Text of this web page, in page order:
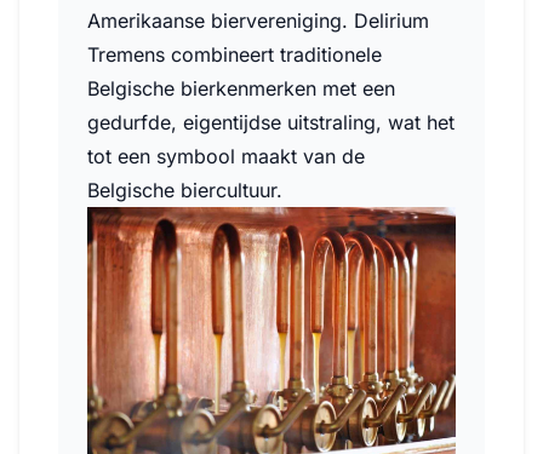
Amerikaanse biervereniging. Delirium
Tremens combineert traditionele
Belgische bierkenmerken met een
gedurfde, eigentijdse uitstraling, wat het
tot een symbool maakt van de
Belgische biercultuur.